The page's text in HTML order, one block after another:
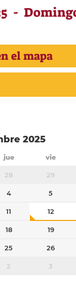
-
el mapa
2025
jue vie
28 29
4 5
11 12
18 19
25 26
2 3